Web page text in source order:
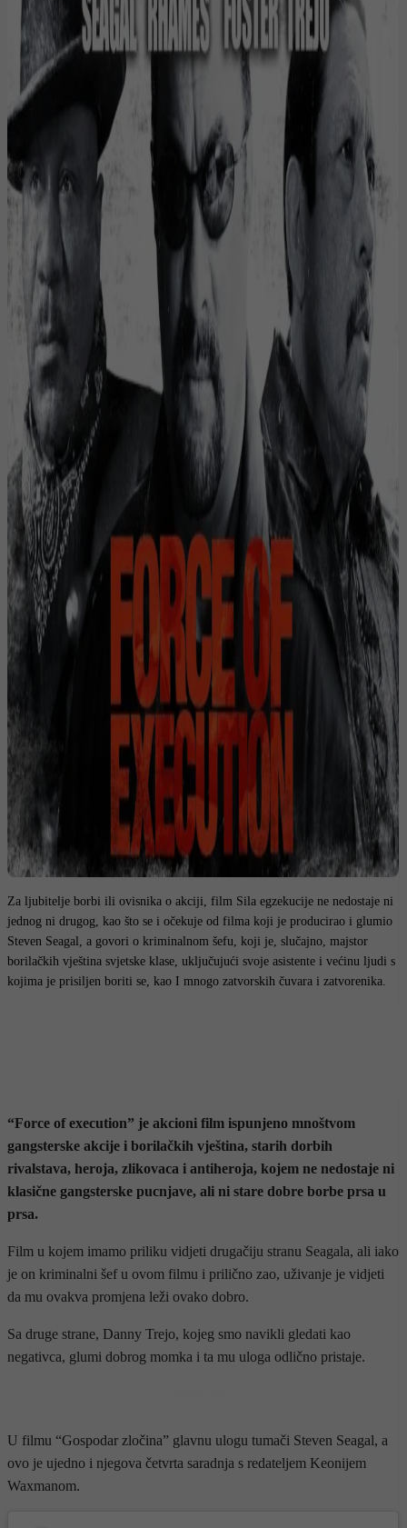
Za ljubitelje borbi ili ovisnika o akciji, film Sila egzekucije ne nedostaje ni
jednog ni drugog, kao što se i očekuje od filma koji je producirao i glumio
Steven Seagal, a govori o kriminalnom šefu, koji je, slučajno, majstor
borilačkih vještina svjetske klase, uključujući svoje asistente i većinu ljudi s
kojima je prisiljen boriti se, kao I mnogo zatvorskih čuvara i zatvorenika.
“Force of execution” je akcioni film ispunjeno mnoštvom
gangsterske akcije i borilačkih vještina, starih dorbih
rivalstava, heroja, zlikovaca i antiheroja, kojem ne nedostaje ni
klasične gangsterske pucnjave, ali ni stare dobre borbe prsa u
prsa.
Film u kojem imamo priliku vidjeti drugačiju stranu Seagala, ali iako
je on kriminalni šef u ovom filmu i prilično zao, uživanje je vidjeti
da mu ovakva promjena leži ovako dobro.
Sa druge strane, Danny Trejo, kojeg smo navikli gledati kao
negativca, glumi dobrog momka i ta mu uloga odlično pristaje.
U filmu “Gospodar zločina” glavnu ulogu tumači Steven Seagal, a
ovo je ujedno i njegova četvrta saradnja s redateljem Keonijem
Waxmanom.